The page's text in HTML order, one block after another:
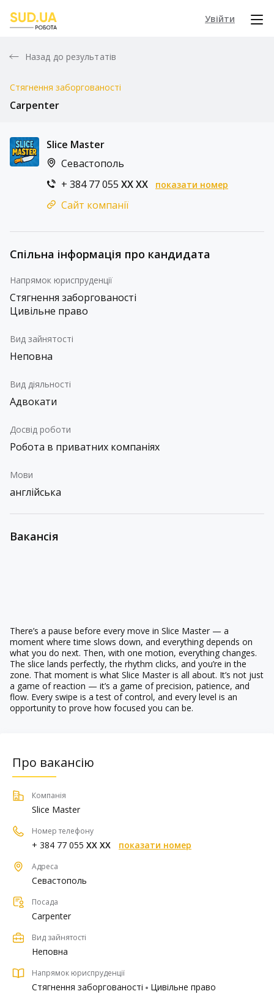
Увійти
Назад до результатів
Стягнення заборгованості
Carpenter
Slice Master
Севастополь
+ 384 77 055 XX XX показати номер
Сайт компанії
Спільна інформація про кандидата
Напрямок юриспруденції
Стягнення заборгованості
Цивільне право
Вид зайнятості
Неповна
Вид діяльності
Адвокати
Досвід роботи
Робота в приватних компаніях
Мови
англійська
Вакансія
There’s a pause before every move in Slice Master — a
moment where time slows down, and everything depends on
what you do next. Then, with one motion, everything changes.
The slice lands perfectly, the rhythm clicks, and you’re in the
zone. That moment is what Slice Master is all about. It’s not just
a game of reaction — it’s a game of precision, patience, and
flow. Every swipe is a test of control, and every level is an
opportunity to prove how focused you can be.
Про вакансію
Компанія
Slice Master
Номер телефону
+ 384 77 055 XX XX показати номер
Адреса
Севастополь
Посада
Carpenter
Вид зайнятості
Неповна
Напрямок юриспруденції
Стягнення заборгованості Цивільне право